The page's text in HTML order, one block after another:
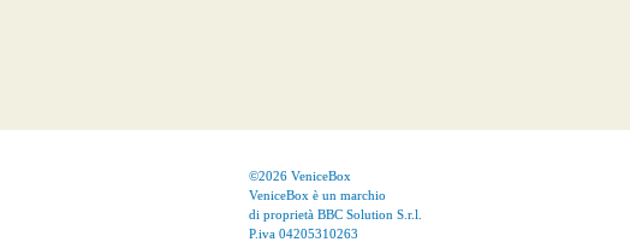
©2026 VeniceBox
VeniceBox è un marchio
di proprietà BBC Solution S.r.l.
P.iva 04205310263